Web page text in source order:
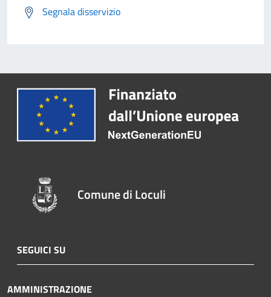
Segnala disservizio
Comune di Loculi
SEGUICI SU
AMMINISTRAZIONE